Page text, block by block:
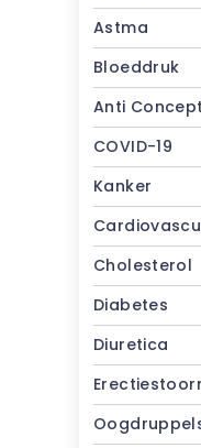
Astma
Bloeddruk
Anti
COVID-19
Kanker
Cholesterol
Diabetes
Diuretica